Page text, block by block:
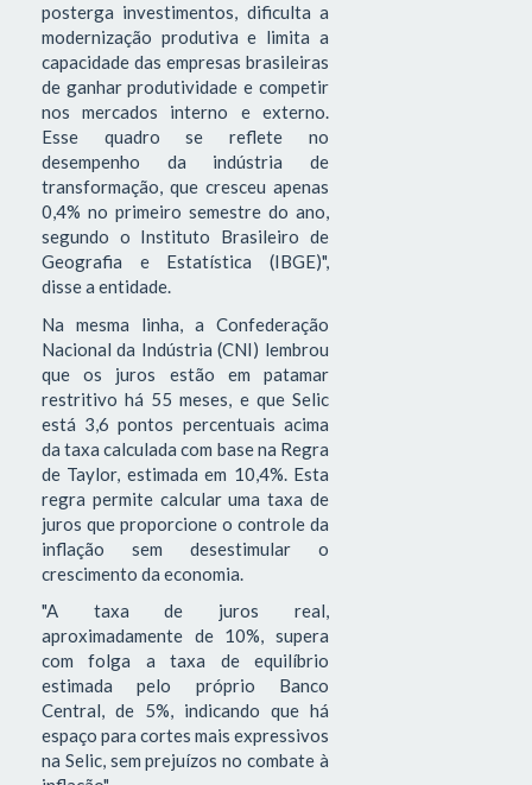
posterga investimentos, dificulta a
modernização produtiva e limita a
capacidade das empresas brasileiras
de ganhar produtividade e competir
nos mercados interno e externo.
Esse quadro se reflete no
desempenho da indústria de
transformação, que cresceu apenas
0,4% no primeiro semestre do ano,
segundo o Instituto Brasileiro de
Geografia e Estatística (IBGE)",
disse a entidade.
Na mesma linha, a Confederação
Nacional da Indústria (CNI) lembrou
que os juros estão em patamar
restritivo há 55 meses, e que Selic
está 3,6 pontos percentuais acima
da taxa calculada com base na Regra
de Taylor, estimada em 10,4%. Esta
regra permite calcular uma taxa de
juros que proporcione o controle da
inflação sem desestimular o
crescimento da economia.
"A taxa de juros real,
aproximadamente de 10%, supera
com folga a taxa de equilíbrio
estimada pelo próprio Banco
Central, de 5%, indicando que há
espaço para cortes mais expressivos
na Selic, sem prejuízos no combate à